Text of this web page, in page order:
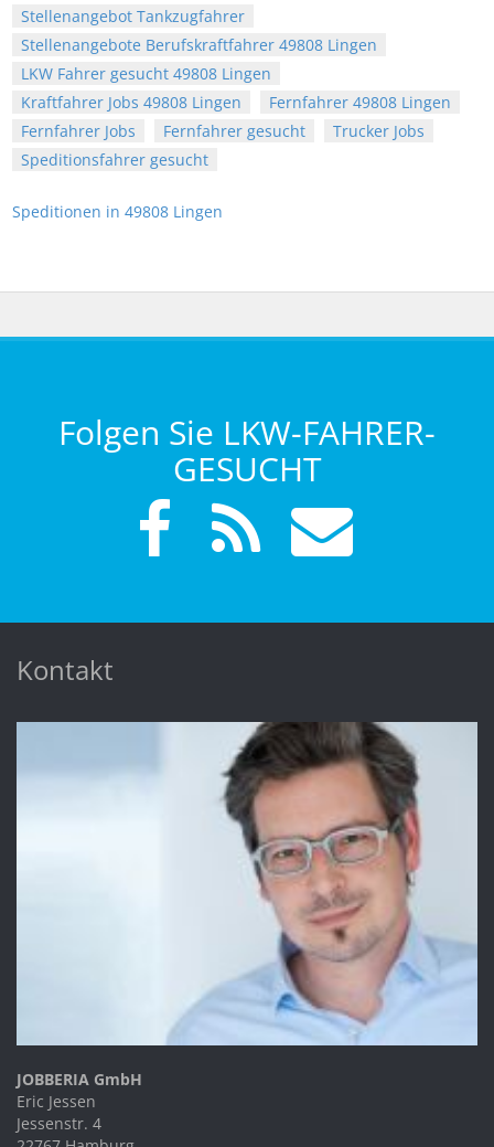
Stellenangebot Tankzugfahrer
Stellenangebote Berufskraftfahrer 49808 Lingen
LKW Fahrer gesucht 49808 Lingen
Kraftfahrer Jobs 49808 Lingen
Fernfahrer 49808 Lingen
Fernfahrer Jobs
Fernfahrer gesucht
Trucker Jobs
Speditionsfahrer gesucht
Speditionen in 49808 Lingen
Folgen Sie LKW-FAHRER-
GESUCHT
Kontakt
JOBBERIA GmbH
Eric Jessen
Jessenstr. 4